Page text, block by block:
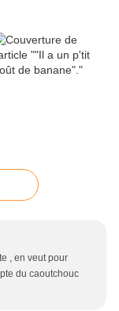
, en veut pour
du caoutchouc